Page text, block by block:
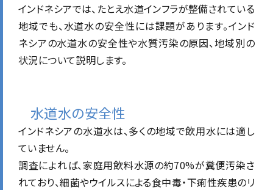
インドネシアでは、たとえ水道インフラが整備されている
地域でも、水道水の安全性には課題があります。インド
ネシアの水道水の安全性や水質汚染の原因、地域別の
状況について説明します。
水道水の安全性
インドネシアの水道水は、多くの地域で飲用水には適し
ていません。
調査によれば、家庭用飲料水源の約70%が糞便汚染さ
れており、細菌やウイルスによる食中毒・下痢性疾患のリ